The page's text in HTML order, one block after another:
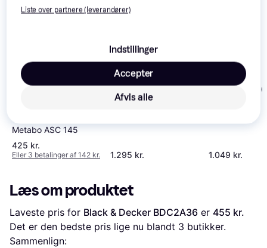
interesser. Vis alle
Metabo ASC 145
425 kr.
Eller 3 betalinger af 142 kr.
Metabo Basic Set
1.295 kr.
CTEK XS 7000
1.049 kr.
Læs om produktet
Laveste pris for Black & Decker BDC2A36 er 455 kr.
Det er den bedste pris lige nu blandt 3 butikker.
Sammenlign:
Liste over partnere (leverandører)
Indstillinger
Afvis alle
Accepter